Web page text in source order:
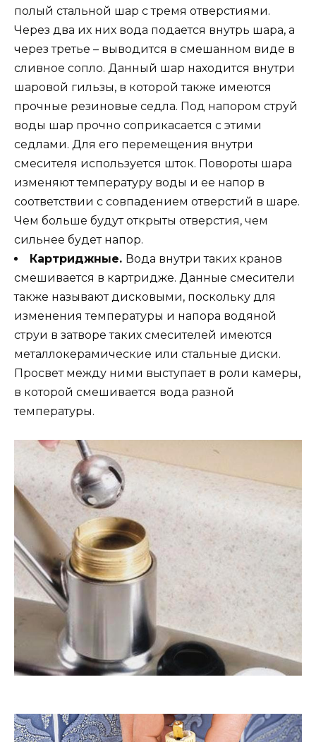
полый стальной шар с тремя отверстиями.
Через два их них вода подается внутрь шара, а
через третье – выводится в смешанном виде в
сливное сопло. Данный шар находится внутри
шаровой гильзы, в которой также имеются
прочные резиновые седла. Под напором струй
воды шар прочно соприкасается с этими
седлами. Для его перемещения внутри
смесителя используется шток. Повороты шара
изменяют температуру воды и ее напор в
соответствии с совпадением отверстий в шаре.
Чем больше будут открыты отверстия, чем
сильнее будет напор.
Картриджные. Вода внутри таких кранов
смешивается в картридже. Данные смесители
также называют дисковыми, поскольку для
изменения температуры и напора водяной
струи в затворе таких смесителей имеются
металлокерамические или стальные диски.
Просвет между ними выступает в роли камеры,
в которой смешивается вода разной
температуры.